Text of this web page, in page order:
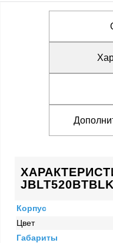
Корпус
Цвет
Габариты